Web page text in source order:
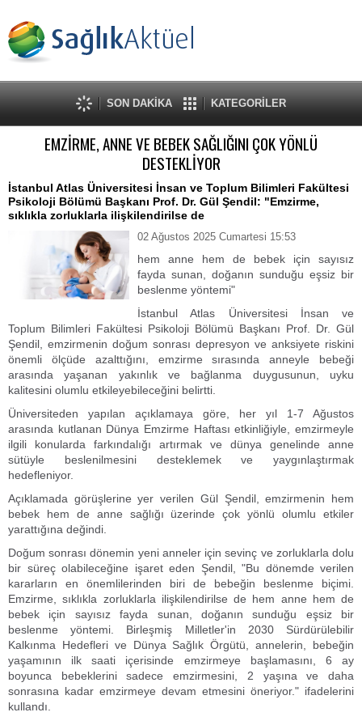
SON DAKİKA KATEGORİLER
EMZİRME, ANNE VE BEBEK SAĞLIĞINI ÇOK YÖNLÜ
DESTEKLİYOR
İstanbul Atlas Üniversitesi İnsan ve Toplum Bilimleri Fakültesi
Psikoloji Bölümü Başkanı Prof. Dr. Gül Şendil: "Emzirme,
sıklıkla zorluklarla ilişkilendirilse de
02 Ağustos 2025 Cumartesi 15:53
hem anne hem de bebek için sayısız
fayda sunan, doğanın sunduğu eşsiz bir
beslenme yöntemi"
İstanbul Atlas Üniversitesi İnsan ve
Toplum Bilimleri Fakültesi Psikoloji Bölümü Başkanı Prof. Dr. Gül
Şendil, emzirmenin doğum sonrası depresyon ve anksiyete riskini
önemli ölçüde azalttığını, emzirme sırasında anneyle bebeği
arasında yaşanan yakınlık ve bağlanma duygusunun, uyku
kalitesini olumlu etkileyebileceğini belirtti.
Üniversiteden yapılan açıklamaya göre, her yıl 1-7 Ağustos
arasında kutlanan Dünya Emzirme Haftası etkinliğiyle, emzirmeyle
ilgili konularda farkındalığı artırmak ve dünya genelinde anne
sütüyle beslenilmesini desteklemek ve yaygınlaştırmak
hedefleniyor.
Açıklamada görüşlerine yer verilen Gül Şendil, emzirmenin hem
bebek hem de anne sağlığı üzerinde çok yönlü olumlu etkiler
yarattığına değindi.
Doğum sonrası dönemin yeni anneler için sevinç ve zorluklarla dolu
bir süreç olabileceğine işaret eden Şendil, "Bu dönemde verilen
kararların en önemlilerinden biri de bebeğin beslenme biçimi.
Emzirme, sıklıkla zorluklarla ilişkilendirilse de hem anne hem de
bebek için sayısız fayda sunan, doğanın sunduğu eşsiz bir
beslenme yöntemi. Birleşmiş Milletler'in 2030 Sürdürülebilir
Kalkınma Hedefleri ve Dünya Sağlık Örgütü, annelerin, bebeğin
yaşamının ilk saati içerisinde emzirmeye başlamasını, 6 ay
boyunca bebeklerini sadece emzirmesini, 2 yaşına ve daha
sonrasına kadar emzirmeye devam etmesini öneriyor." ifadelerini
kullandı.